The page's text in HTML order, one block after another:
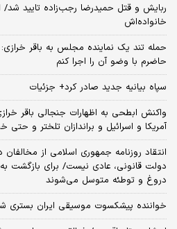
ربایش و قتل حمیدرضا رجب‌زاده تایید شد/
خانواده‌اش
حمله تند یک نماینده مجلس به باقر
حاضرم با وضو آن را اجرا کنم
سپاه بیانیه جدید صادر کرد+ جزئیات
واکنش ابطحی به اظهارات جنجالی باقر
آمریکا و اسرائیل و براندازان تلختر و حتی
انتقاد روزنامه جمهوری اسلامی از
دولت قانونی، عادی نیست/ برای بازگشت
دروغ و توطئه متوسل می‌شوند
خواننده پیشکسوت موسیقی ایران بستری